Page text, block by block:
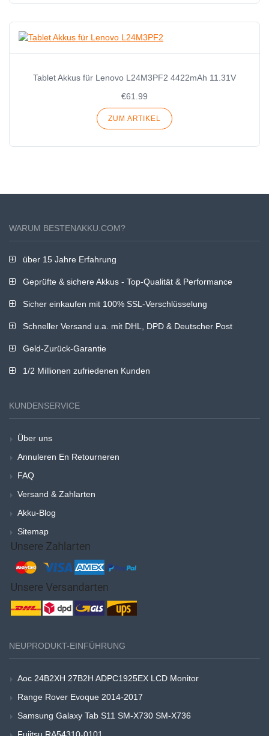
Tablet Akkus für Lenovo L24M3PF2 4422mAh 11.31V
€61.99
ZUM ARTIKEL
WARUM BESTENAKKU.COM?
über 15 Jahre Erfahrung
Geprüfte & sichere Akkus - Top-Qualität & Performance
Sicher einkaufen mit 100% SSL-Verschlüsselung
Schneller Versand u.a. mit DHL, DPD & Deutscher Post
Geld-Zurück-Garantie
1/2 Millionen zufriedenen Kunden
KUNDENSERVICE
Über uns
Annuleren En Retourneren
FAQ
Versand & Zahlarten
Akku-Blog
Sitemap
NEUPRODUKT-EINFÜHRUNG
Aoc 24B2XH 27B2H ADPC1925EX LCD Monitor
Range Rover Evoque 2014-2017
Samsung Galaxy Tab S11 SM-X730 SM-X736